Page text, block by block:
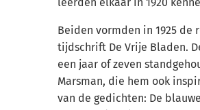
Beiden vormden in 1925
tijdschrift De Vrije Bladen.
een jaar of zeven
Marsman, die hem ook
van de gedichten: De